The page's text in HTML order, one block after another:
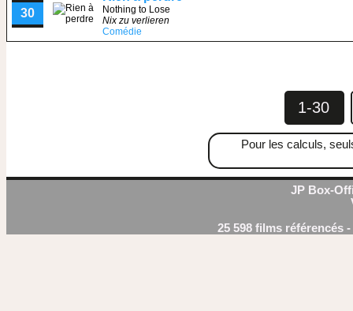
30
Nothing to Lose
Nix zu verlieren
Comédie
1-30
Pour les calculs,
JP Box-
25 598 films référencés